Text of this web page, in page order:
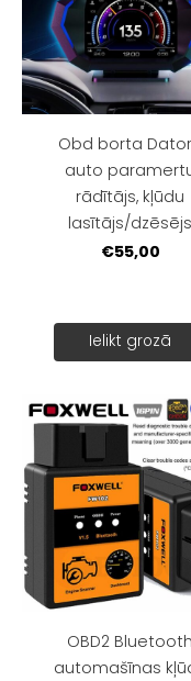
Obd borta
auto
rādītājs, kļūdu
lasītājs/dzēsējs
€55,00
Ielikt grozā
OBD2 Bluetooth
automašīnas